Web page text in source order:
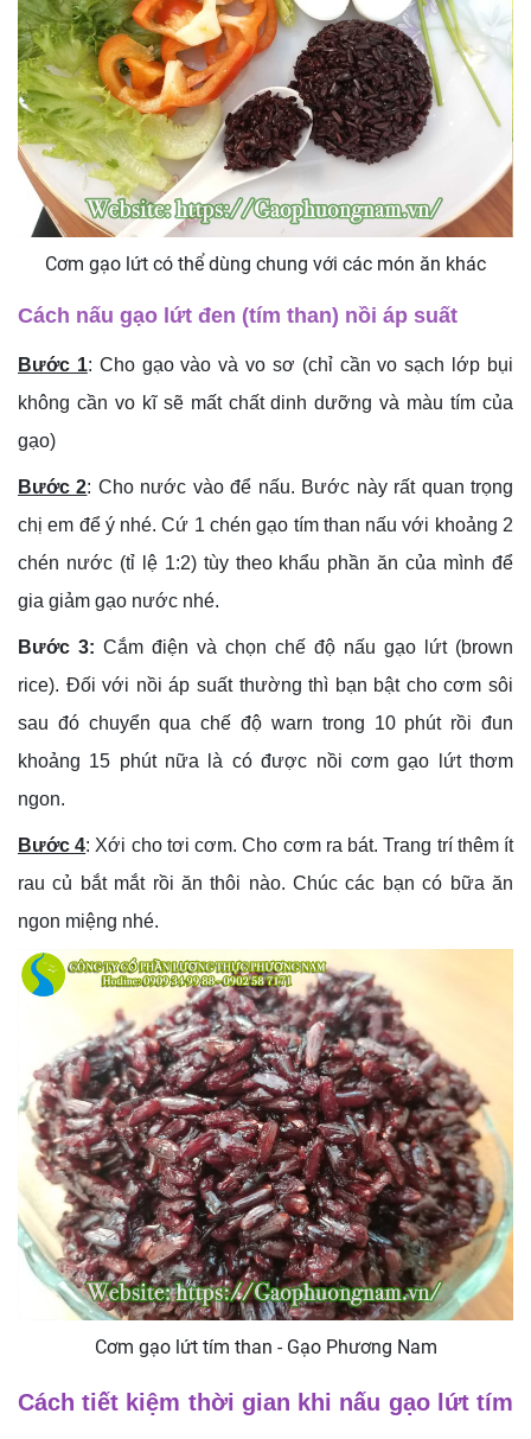
Cơm gạo lứt có thể dùng chung với các món ăn khác
Cách nấu gạo lứt đen (tím than) nồi áp suất
Bước 1: Cho gạo vào và vo sơ (chỉ cần vo sạch lớp bụi
không cần vo kĩ sẽ mất chất dinh dưỡng và màu tím của
gạo)
Bước 2: Cho nước vào để nấu. Bước này rất quan trọng
chị em để ý nhé. Cứ 1 chén gạo tím than nấu với khoảng 2
chén nước (tỉ lệ 1:2) tùy theo khẩu phần ăn của mình để
gia giảm gạo nước nhé.
Bước 3: Cắm điện và chọn chế độ nấu gạo lứt (brown
rice). Đối với nồi áp suất thường thì bạn bật cho cơm sôi
sau đó chuyển qua chế độ warn trong 10 phút rồi đun
khoảng 15 phút nữa là có được nồi cơm gạo lứt thơm
ngon.
Bước 4: Xới cho tơi cơm. Cho cơm ra bát. Trang trí thêm ít
rau củ bắt mắt rồi ăn thôi nào. Chúc các bạn có bữa ăn
ngon miệng nhé.
Cơm gạo lứt tím than - Gạo Phương Nam
Cách tiết kiệm thời gian khi nấu gạo lứt tím